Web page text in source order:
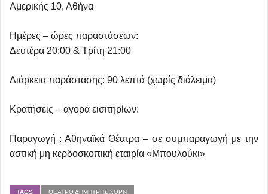
Αμερικής 10, Αθήνα
Ημέρες – ώρες παραστάσεων:
Δευτέρα 20:00 & Τρίτη 21:00
Διάρκεια παράστασης: 90 λεπτά (χωρίς διάλειμα)
Κρατήσεις – αγορά εισιτηρίων:
Παραγωγή : Αθηναϊκά Θέατρα – σε συμπαραγωγή με την
αστική μη κερδοσκοπική εταιρία «Μπουλούκι»
TAGS ΘΈΑΤΡΟ ΔΗΜΉΤΡΗΣ ΧΟΡΝ